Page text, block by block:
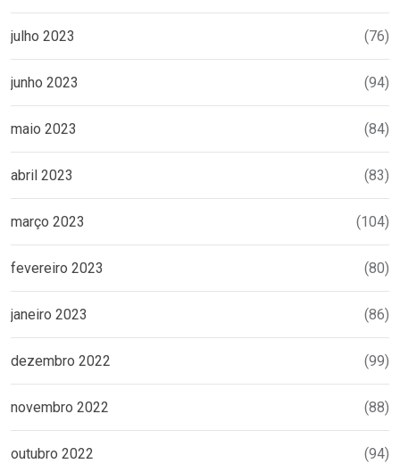
julho 2023 (76)
junho 2023 (94)
maio 2023 (84)
abril 2023 (83)
março 2023 (104)
fevereiro 2023 (80)
janeiro 2023 (86)
dezembro 2022 (99)
novembro 2022 (88)
outubro 2022 (94)